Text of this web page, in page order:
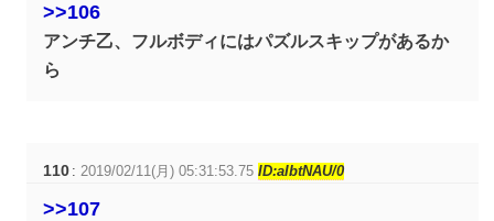
>>106
アンチ乙、フルボディにはパズルスキップがあるか
ら
110 : 2019/02/11(月) 05:31:53.75ID:aIbtNAU/0
>>107